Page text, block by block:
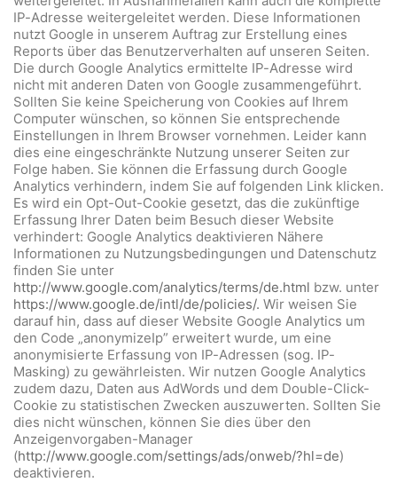
IP-Adresse weitergeleitet werden. Diese Informationen
nutzt Google in unserem Auftrag zur Erstellung eines
Reports über das Benutzerverhalten auf unseren Seiten.
Die durch Google Analytics ermittelte IP-Adresse wird
nicht mit anderen Daten von Google zusammengeführt.
Sollten Sie keine Speicherung von Cookies auf Ihrem
Computer wünschen, so können Sie entsprechende
Einstellungen in Ihrem Browser vornehmen. Leider kann
dies eine eingeschränkte Nutzung unserer Seiten zur
Folge haben. Sie können die Erfassung durch Google
Analytics verhindern, indem Sie auf folgenden Link klicken.
Es wird ein Opt-Out-Cookie gesetzt, das die zukünftige
Erfassung Ihrer Daten beim Besuch dieser Website
verhindert: Google Analytics deaktivieren Nähere
Informationen zu Nutzungsbedingungen und Datenschutz
finden Sie unter
http://www.google.com/analytics/terms/de.html bzw. unter
https://www.google.de/intl/de/policies/. Wir weisen Sie
darauf hin, dass auf dieser Website Google Analytics um
den Code „anonymizeIp” erweitert wurde, um eine
anonymisierte Erfassung von IP-Adressen (sog. IP-
Masking) zu gewährleisten. Wir nutzen Google Analytics
zudem dazu, Daten aus AdWords und dem Double-Click-
Cookie zu statistischen Zwecken auszuwerten. Sollten Sie
dies nicht wünschen, können Sie dies über den
Anzeigenvorgaben-Manager
(http://www.google.com/settings/ads/onweb/?hl=de)
deaktivieren.